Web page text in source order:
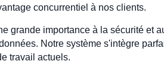
concurrentiel à nos clients.
grande importance à la sécurité et
Notre système s'intègre
travail actuels.